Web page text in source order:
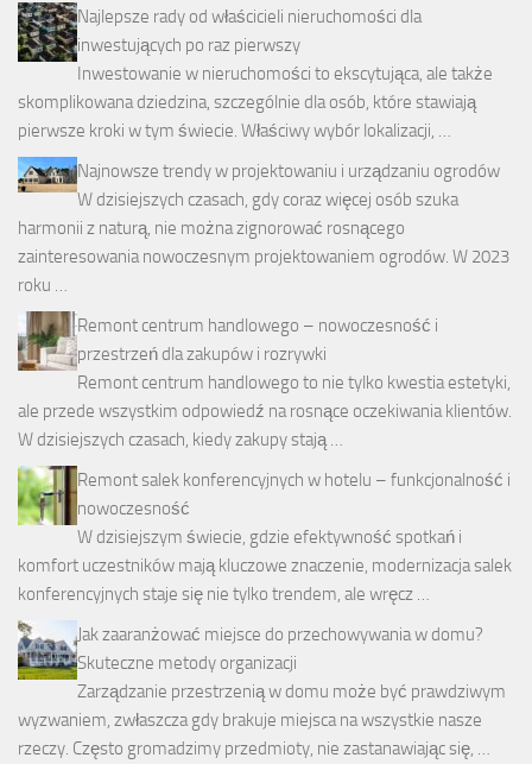
Najlepsze rady od właścicieli nieruchomości dla
inwestujących po raz pierwszy
Inwestowanie w nieruchomości to ekscytująca, ale także
skomplikowana dziedzina, szczególnie dla osób, które stawiają
pierwsze kroki w tym świecie. Właściwy wybór lokalizacji, …
Najnowsze trendy w projektowaniu i urządzaniu ogrodów
W dzisiejszych czasach, gdy coraz więcej osób szuka
harmonii z naturą, nie można zignorować rosnącego
zainteresowania nowoczesnym projektowaniem ogrodów. W 2023
roku …
Remont centrum handlowego – nowoczesność i
przestrzeń dla zakupów i rozrywki
Remont centrum handlowego to nie tylko kwestia estetyki,
ale przede wszystkim odpowiedź na rosnące oczekiwania klientów.
W dzisiejszych czasach, kiedy zakupy stają …
Remont salek konferencyjnych w hotelu – funkcjonalność i
nowoczesność
W dzisiejszym świecie, gdzie efektywność spotkań i
komfort uczestników mają kluczowe znaczenie, modernizacja salek
konferencyjnych staje się nie tylko trendem, ale wręcz …
Jak zaaranżować miejsce do przechowywania w domu?
Skuteczne metody organizacji
Zarządzanie przestrzenią w domu może być prawdziwym
wyzwaniem, zwłaszcza gdy brakuje miejsca na wszystkie nasze
rzeczy. Często gromadzimy przedmioty, nie zastanawiając się, …